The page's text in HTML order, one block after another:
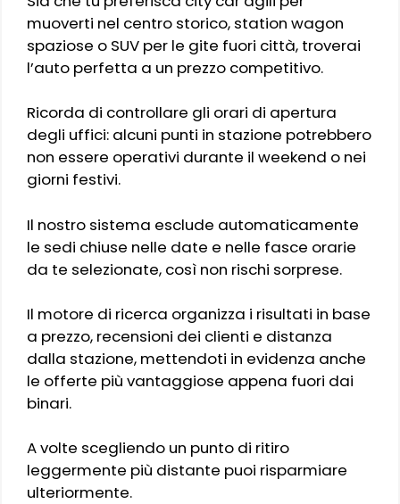
muoverti nel centro storico, station wagon
spaziose o SUV per le gite fuori città, troverai
l’auto perfetta a un prezzo competitivo.
Ricorda di controllare gli orari di apertura
degli uffici: alcuni punti in stazione potrebbero
non essere operativi durante il weekend o nei
giorni festivi.
Il nostro sistema esclude automaticamente
le sedi chiuse nelle date e nelle fasce orarie
da te selezionate, così non rischi sorprese.
Il motore di ricerca organizza i risultati in base
a prezzo, recensioni dei clienti e distanza
dalla stazione, mettendoti in evidenza anche
le offerte più vantaggiose appena fuori dai
binari.
A volte scegliendo un punto di ritiro
leggermente più distante puoi risparmiare
ulteriormente.